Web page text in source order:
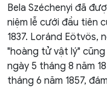
Bela Széchenyi đã
niệm lễ cưới đầu tiên
1837. Loránd Eötvös,
"hoàng tử vật lý"
ngày 5 tháng 8 năm
tháng 6 năm 1857,